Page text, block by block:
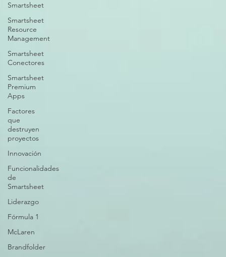
Smartsheet
Smartsheet
Resource
Management
Smartsheet
Conectores
Smartsheet
Premium
Apps
Factores
que
destruyen
proyectos
Innovación
Funcionalidades
de
Smartsheet
Liderazgo
Fórmula 1
McLaren
Brandfolder